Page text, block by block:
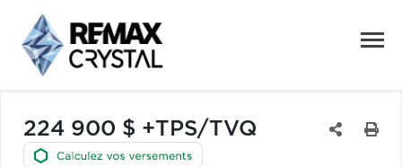
224 900 $ +TPS/TVQ